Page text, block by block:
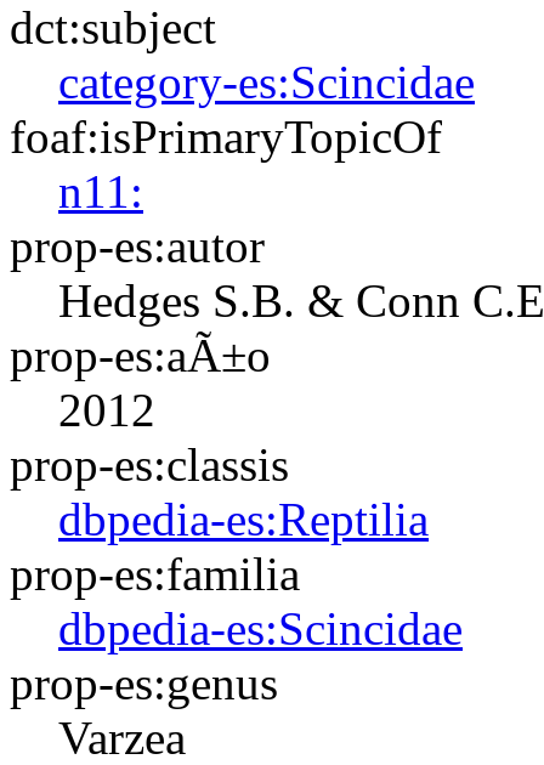
dct:subject
category-es:Scincidae
foaf:isPrimaryTopicOf
n11:
prop-es:autor
Hedges S.B. & Conn
prop-es:aÃ±o
2012
prop-es:classis
dbpedia-es:Reptilia
prop-es:familia
dbpedia-es:Scincidae
prop-es:genus
Varzea